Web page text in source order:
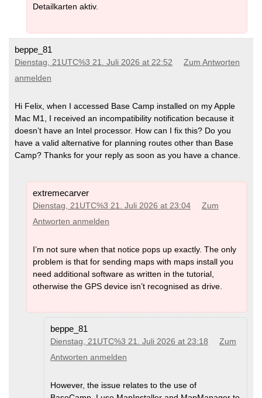
Detailkarten aktiv.
beppe_81
Dienstag, 21UTC%3 21. Juli 2026 at 22:52
Zum Antworten
anmelden
Hi Felix, when I accessed Base Camp installed on my Apple
Mac M1, I received an incompatibility notification because it
doesn’t have an Intel processor. How can I fix this? Do you
have a valid alternative for planning routes other than Base
Camp? Thanks for your reply as soon as you have a chance.
extremecarver
Dienstag, 21UTC%3 21. Juli 2026 at 23:04
Zum
Antworten anmelden
I’m not sure when that notice pops up exactly. The only
problem is that for sending maps with maps install you
need additional software as written in the tutorial,
otherwise the GPS device isn’t recognised as drive.
beppe_81
Dienstag, 21UTC%3 21. Juli 2026 at 23:18
Zum
Antworten anmelden
However, the issue relates to the use of